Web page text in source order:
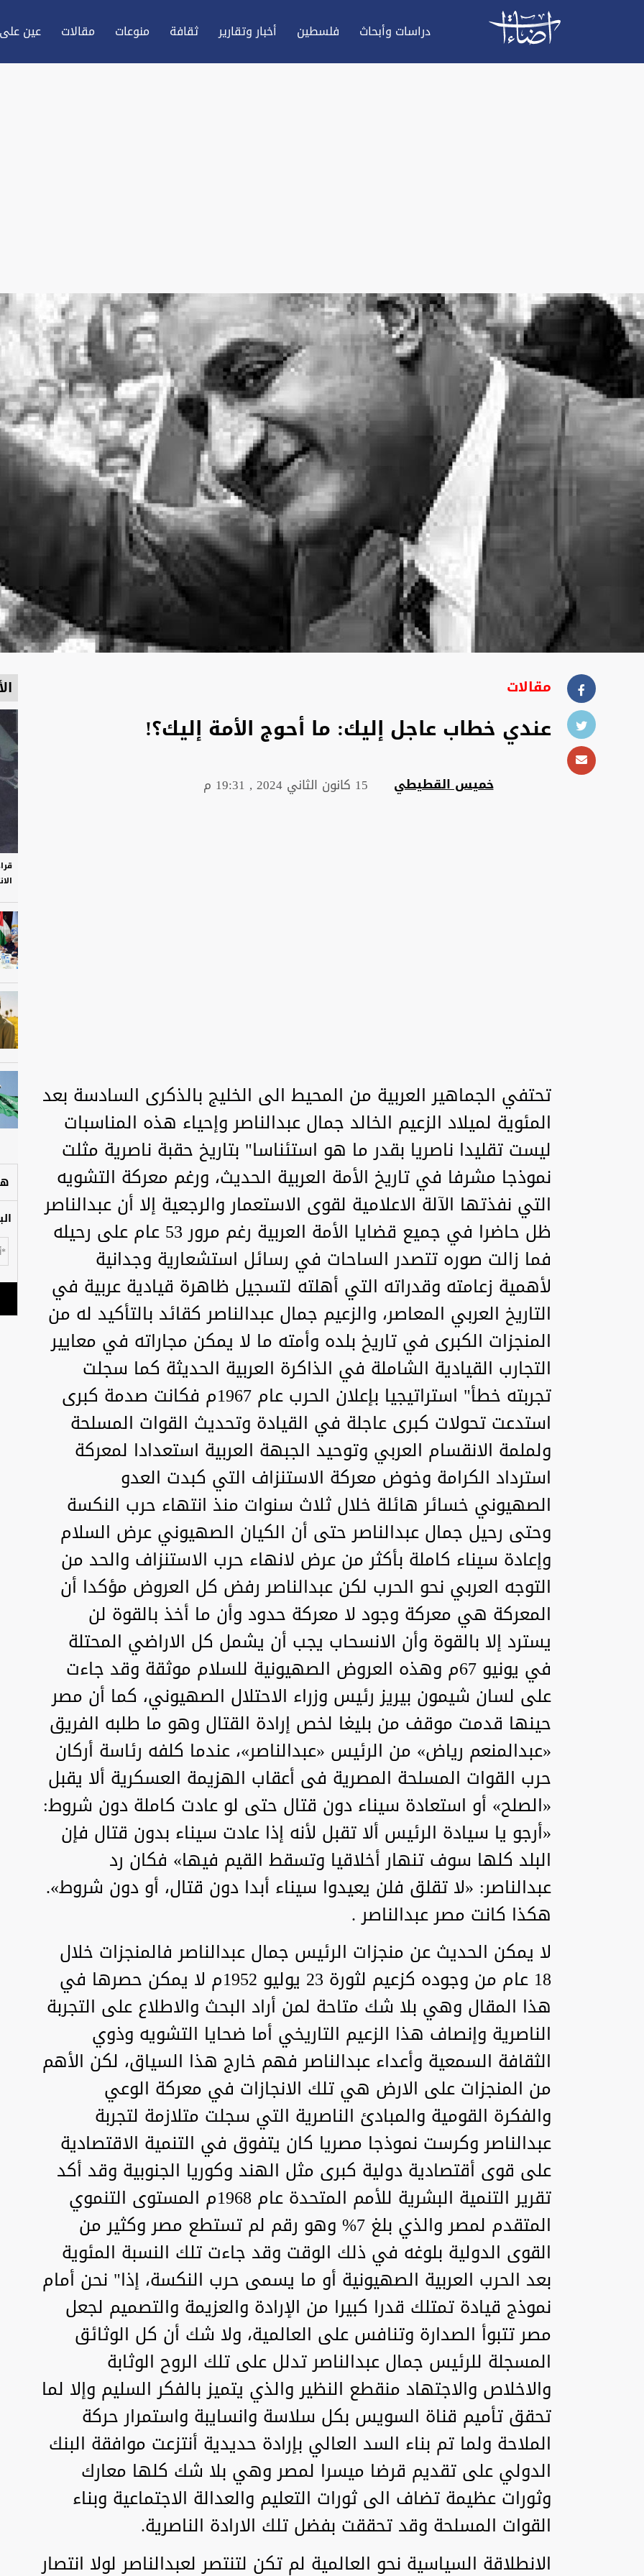
دراسات وأبحاث فلسطين أخبار وتقارير ثقافة منوعات مقالات عين
مقالات
عندي خطاب عاجل إليك: ما أحوج الأمة إليك؟!
خميس القطيطي 15 كانون الثاني 2024 , 19:31 م
تحتفي الجماهير العربية من المحيط الى الخليج بالذكرى السادسة بعد
المئوية لميلاد الزعيم الخالد جمال عبدالناصر وإحياء هذه المناسبات
ليست تقليدا ناصريا بقدر ما هو استئناسا" بتاريخ حقبة ناصرية مثلت
نموذجا مشرفا في تاريخ الأمة العربية الحديث، ورغم معركة التشويه
التي نفذتها الآلة الاعلامية لقوى الاستعمار والرجعية إلا أن عبدالناصر
ظل حاضرا في جميع قضايا الأمة العربية رغم مرور 53 عام على رحيله
فما زالت صوره تتصدر الساحات في رسائل استشعارية وجدانية
لأهمية زعامته وقدراته التي أهلته لتسجيل ظاهرة قيادية عربية في
التاريخ العربي المعاصر، والزعيم جمال عبدالناصر كقائد بالتأكيد له من
المنجزات الكبرى في تاريخ بلده وأمته ما لا يمكن مجاراته في معايير
التجارب القيادية الشاملة في الذاكرة العربية الحديثة كما سجلت
تجربته خطأ" استراتيجيا بإعلان الحرب عام 1967م فكانت صدمة كبرى
استدعت تحولات كبرى عاجلة في القيادة وتحديث القوات المسلحة
ولملمة الانقسام العربي وتوحيد الجبهة العربية استعدادا لمعركة
استرداد الكرامة وخوض معركة الاستنزاف التي كبدت العدو
الصهيوني خسائر هائلة خلال ثلاث سنوات منذ انتهاء حرب النكسة
وحتى رحيل جمال عبدالناصر حتى أن الكيان الصهيوني عرض السلام
وإعادة سيناء كاملة بأكثر من عرض لانهاء حرب الاستنزاف والحد من
التوجه العربي نحو الحرب لكن عبدالناصر رفض كل العروض مؤكدا أن
المعركة هي معركة وجود لا معركة حدود وأن ما أخذ بالقوة لن
يسترد إلا بالقوة وأن الانسحاب يجب أن يشمل كل الاراضي المحتلة
في يونيو 67م وهذه العروض الصهيونية للسلام موثقة وقد جاءت
على لسان شيمون بيريز رئيس وزراء الاحتلال الصهيوني، كما أن مصر
حينها قدمت موقف من بليغا لخص إرادة القتال وهو ما طلبه الفريق
«عبدالمنعم رياض» من الرئيس «عبدالناصر»، عندما كلفه رئاسة أركان
حرب القوات المسلحة المصرية فى أعقاب الهزيمة العسكرية ألا يقبل
«الصلح» أو استعادة سيناء دون قتال حتى لو عادت كاملة دون شروط:
«أرجو يا سيادة الرئيس ألا تقبل لأنه إذا عادت سيناء بدون قتال فإن
البلد كلها سوف تنهار أخلاقيا وتسقط القيم فيها» فكان رد
عبدالناصر: «لا تقلق فلن يعيدوا سيناء أبدا دون قتال، أو دون شروط».
هكذا كانت مصر عبدالناصر .
لا يمكن الحديث عن منجزات الرئيس جمال عبدالناصر فالمنجزات خلال
18 عام من وجوده كزعيم لثورة 23 يوليو 1952م لا يمكن حصرها في
هذا المقال وهي بلا شك متاحة لمن أراد البحث والاطلاع على التجربة
الناصرية وإنصاف هذا الزعيم التاريخي أما ضحايا التشويه وذوي
الثقافة السمعية وأعداء عبدالناصر فهم خارج هذا السياق، لكن الأهم
من المنجزات على الارض هي تلك الانجازات في معركة الوعي
والفكرة القومية والمبادئ الناصرية التي سجلت متلازمة لتجربة
عبدالناصر وكرست نموذجا مصريا كان يتفوق في التنمية الاقتصادية
على قوى أقتصادية دولية كبرى مثل الهند وكوريا الجنوبية وقد أكد
تقرير التنمية البشرية للأمم المتحدة عام 1968م المستوى التنموي
المتقدم لمصر والذي بلغ 7% وهو رقم لم تستطع مصر وكثير من
القوى الدولية بلوغه في ذلك الوقت وقد جاءت تلك النسبة المئوية
بعد الحرب العربية الصهيونية أو ما يسمى حرب النكسة، إذا" نحن أمام
نموذج قيادة تمتلك قدرا كبيرا من الإرادة والعزيمة والتصميم لجعل
مصر تتبوأ الصدارة وتنافس على العالمية، ولا شك أن كل الوثائق
المسجلة للرئيس جمال عبدالناصر تدلل على تلك الروح الوثابة
والاخلاص والاجتهاد منقطع النظير والذي يتميز بالفكر السليم وإلا لما
تحقق تأميم قناة السويس بكل سلاسة وانسايبة واستمرار حركة
الملاحة ولما تم بناء السد العالي بإرادة حديدية أنتزعت موافقة البنك
الدولي على تقديم قرضا ميسرا لمصر وهي بلا شك كلها معارك
وثورات عظيمة تضاف الى ثورات التعليم والعدالة الاجتماعية وبناء
القوات المسلحة وقد تحققت بفضل تلك الارادة الناصرية.
الانطلاقة السياسية نحو العالمية لم تكن لتنتصر لعبدالناصر لولا انتصار